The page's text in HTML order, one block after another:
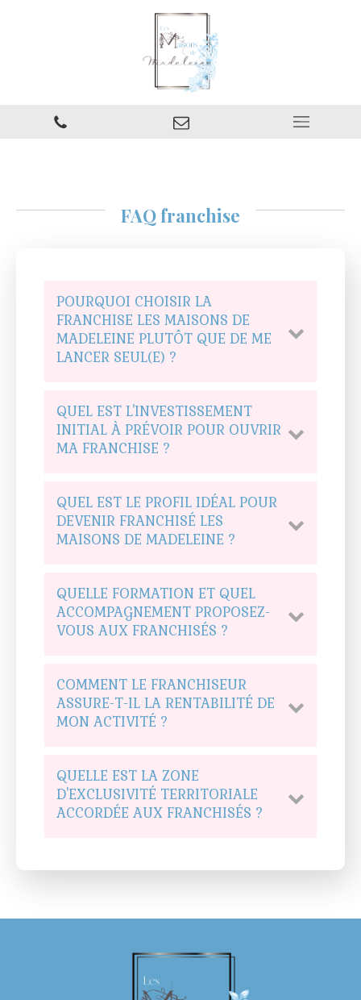
FAQ franchise
POURQUOI CHOISIR LA
FRANCHISE LES MAISONS DE
MADELEINE PLUTÔT QUE DE ME
LANCER SEUL(E) ?
QUEL EST L'INVESTISSEMENT
INITIAL À PRÉVOIR POUR OUVRIR
MA FRANCHISE ?
QUEL EST LE PROFIL IDÉAL POUR
DEVENIR FRANCHISÉ LES
MAISONS DE MADELEINE ?
QUELLE FORMATION ET QUEL
ACCOMPAGNEMENT PROPOSEZ-
VOUS AUX FRANCHISÉS ?
COMMENT LE FRANCHISEUR
ASSURE-T-IL LA RENTABILITÉ DE
MON ACTIVITÉ ?
QUELLE EST LA ZONE
D'EXCLUSIVITÉ TERRITORIALE
ACCORDÉE AUX FRANCHISÉS ?